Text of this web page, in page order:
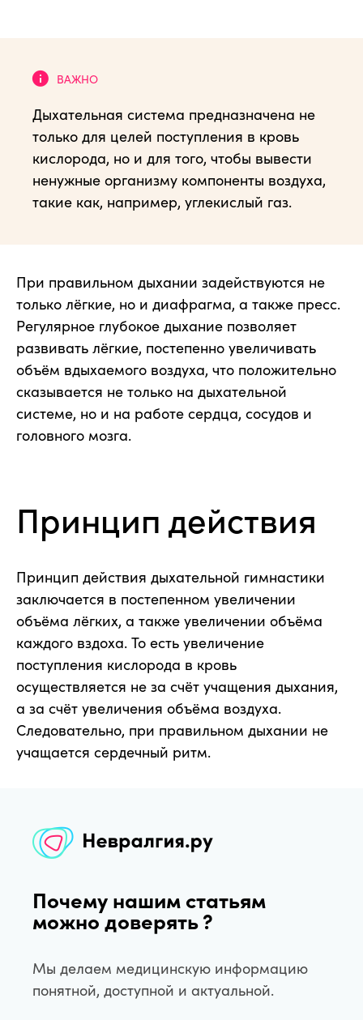
Дыхательная система предназначена не
только для целей поступления в кровь
кислорода, но и для того, чтобы вывести
ненужные организму компоненты воздуха,
такие как, например, углекислый газ.
При правильном дыхании задействуются не
только лёгкие, но и диафрагма, а также пресс.
Регулярное глубокое дыхание позволяет
развивать лёгкие, постепенно увеличивать
объём вдыхаемого воздуха, что положительно
сказывается не только на дыхательной
системе, но и на работе сердца, сосудов и
головного мозга.
Принцип действия
Принцип действия дыхательной гимнастики
заключается в постепенном увеличении
объёма лёгких, а также увеличении объёма
каждого вздоха. То есть увеличение
поступления кислорода в кровь
осуществляется не за счёт учащения дыхания,
а за счёт увеличения объёма воздуха.
Следовательно, при правильном дыхании не
учащается сердечный ритм.
Почему нашим статьям
можно доверять ?
Мы делаем медицинскую информацию
понятной, доступной и актуальной.